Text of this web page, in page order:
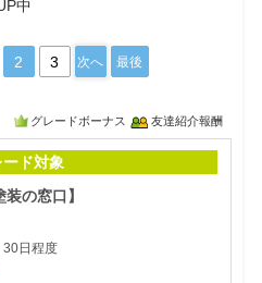
中
2 3 次へ 最後
グレードボーナス 友達紹介報酬
ード対象
の窓口】
30日程度